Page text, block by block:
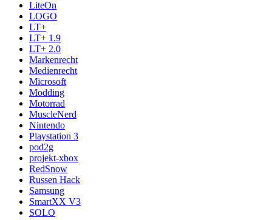
LiteOn
LOGO
LT+
LT+ 1.9
LT+ 2.0
Markenrecht
Medienrecht
Microsoft
Modding
Motorrad
MuscleNerd
Nintendo
Playstation 3
pod2g
projekt-xbox
RedSnow
Russen Hack
Samsung
SmartXX V3
SOLO